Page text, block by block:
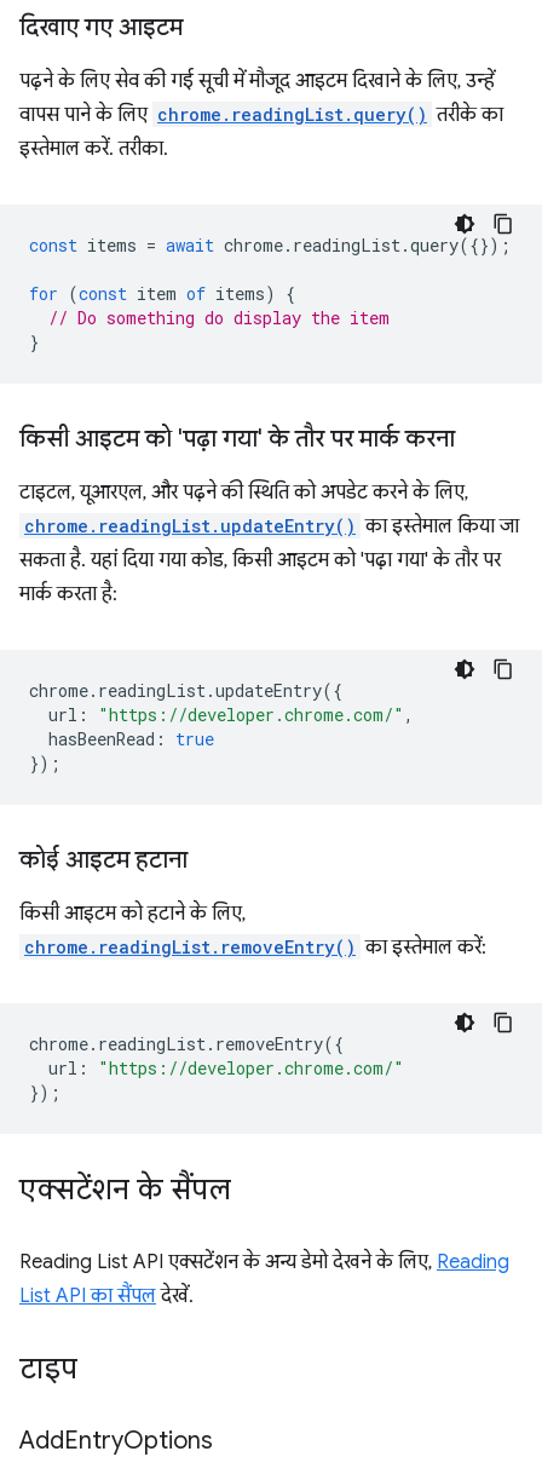
दिखाए गए आइटम
पढ़ने के लिए सेव की गई सूची में मौजूद आइटम दिखाने के लिए, उन्हें
वापस पाने के लिए chrome.readingList.query() तरीके का
इस्तेमाल करें. तरीका.
const items = await chrome. readingList .query({});
for (const item of items)
{
// Do something do display the item
}
किसी आइटम को 'पढ़ा गया' के तौर पर मार्क करना
टाइटल, यूआरएल, और पढ़ने की स्थिति को अपडेट करने के लिए,
chrome.readingList.updateEntry() का इस्तेमाल किया जा
सकता है. यहां दिया गया कोड, किसी आइटम को 'पढ़ा गया' के तौर पर
मार्क करता है:
chrome. readingList .updateEntry({
url : "https://developer.chrome.com/" ,
hasBeenRead :
true
});
कोई आइटम हटाना
किसी आइटम को हटाने के लिए,
chrome.readingList.removeEntry() का इस्तेमाल करें:
chrome. readingList . removeEntry({
url :
"https://developer.chrome.com/"
});
एक्सटेंशन के सैंपल
Reading List API एक्सटेंशन के अन्य डेमो देखने के लिए, Reading
List API का सैंपलदेखें.
टाइप
AddEntryOptions